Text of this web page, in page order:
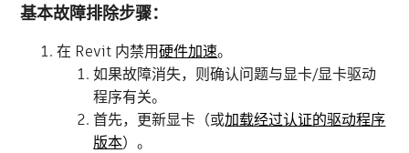
基本故障排除步骤：
在 Revit 内禁用硬件加速。
如果故障消失，则确认问题与显卡/显卡驱动
程序有关。
首先，更新显卡（或加载经过认证的驱动程序
版本）。